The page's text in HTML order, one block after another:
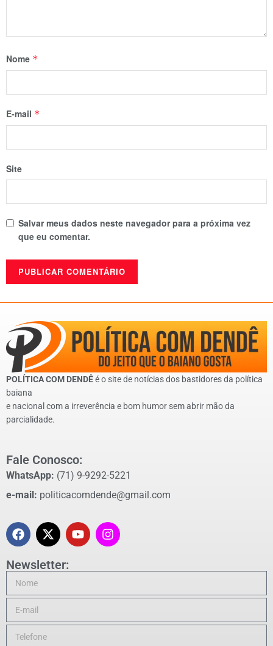
Nome *
E-mail *
Site
Salvar meus dados neste navegador para a próxima vez
que eu comentar.
POLÍTICA COM DENDÊé o site de notícias dos bastidores da política
baiana
e nacional com a irreverência e bom humor sem abrir mão da
parcialidade.
Fale Conosco:
WhatsApp: (71) 9-9292-5221
e-mail: politicacomdende@gmail.com
Newsletter: